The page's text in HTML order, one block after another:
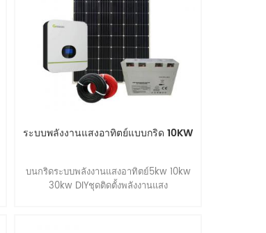
ระบบพลังงานแสงอาทิตย์แบบกริด 10KW
บนกริดระบบพลังงานแสงอาทิตย์5kw 10kw
30kw DIYชุดติดตั้งพลังงานแสง